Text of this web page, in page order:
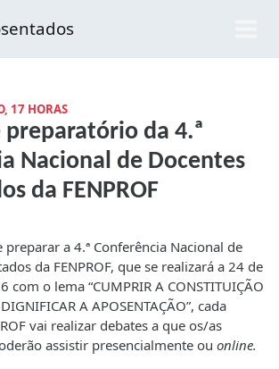
17 HORAS
preparatório da 4.ª
Nacional de Docentes
da FENPROF
a 4.ª Conferência Nacional de
da FENPROF, que se realizará a 24 de
o lema “CUMPRIR A CONSTITUIÇÃO
A APOSENTAÇÃO”, cada
vai realizar debates a que os/as
assistir presencialmente ou online.